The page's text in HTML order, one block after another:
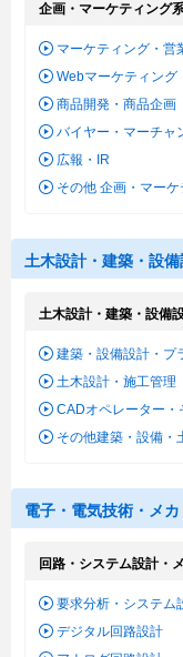
企画・マーケティング
マーケティング・営
Webマーケティング
商品開発・商品企画
バイヤー・マーチャ
広報・IR
その他 企画・マー
土木設計・建築・設
土木設計・建築・設備
建築・設備設計・プ
土木設計・施工管理
CADオペレーター・
その他建築・設備・
電子・電気技術・メ
回路・システム設計・
要求分析・システム
デジタル回路設計